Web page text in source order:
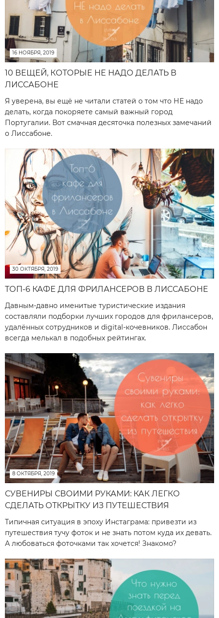
16 НОЯБРЯ, 2019
10 ВЕЩЕЙ, КОТОРЫЕ НЕ НАДО ДЕЛАТЬ В
ЛИССАБОНЕ
Я уверена, вы ещё не читали статей о том что НЕ надо
делать, когда покоряете самый важный город
Португалии. Вот смачная десяточка полезных замечаний
о Лиссабоне.
30 ОКТЯБРЯ, 2019
ТОП-6 КАФЕ ДЛЯ ФРИЛАНСЕРОВ В ЛИССАБОНЕ
Давным-давно именитые туристические издания
составляли подборки лучших городов для фрилансеров,
удалённых сотрудников и digital-кочевников. Лиссабон
всегда мелькал в подобных рейтингах.
8 ОКТЯБРЯ, 2019
СУВЕНИРЫ СВОИМИ РУКАМИ: КАК ЛЕГКО
СДЕЛАТЬ ОТКРЫТКУ ИЗ ПУТЕШЕСТВИЯ
Типичная ситуация в эпоху Инстаграма: привезти из
путешествия тучу фоток и не знать потом куда их девать.
А любоваться фоточками так хочется! Знакомо?